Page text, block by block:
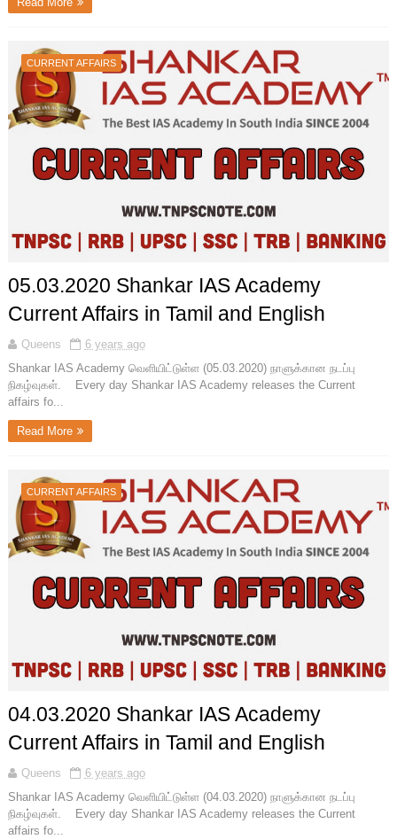
CURRENT AFFAIRS
05.03.2020 Shankar IAS Academy
Current Affairs in Tamil and English
Queens
6 years ago
Shankar IAS Academy வெளியிட்டுள்ள (05.03.2020) நாளுக்கான நடப்பு
நிகழ்வுகள். Every day Shankar IAS Academy releases the Current
affairs fo...
Read More
CURRENT AFFAIRS
04.03.2020 Shankar IAS Academy
Current Affairs in Tamil and English
Queens
6 years ago
Shankar IAS Academy வெளியிட்டுள்ள (04.03.2020) நாளுக்கான நடப்பு
நிகழ்வுகள். Every day Shankar IAS Academy releases the Current
affairs fo...